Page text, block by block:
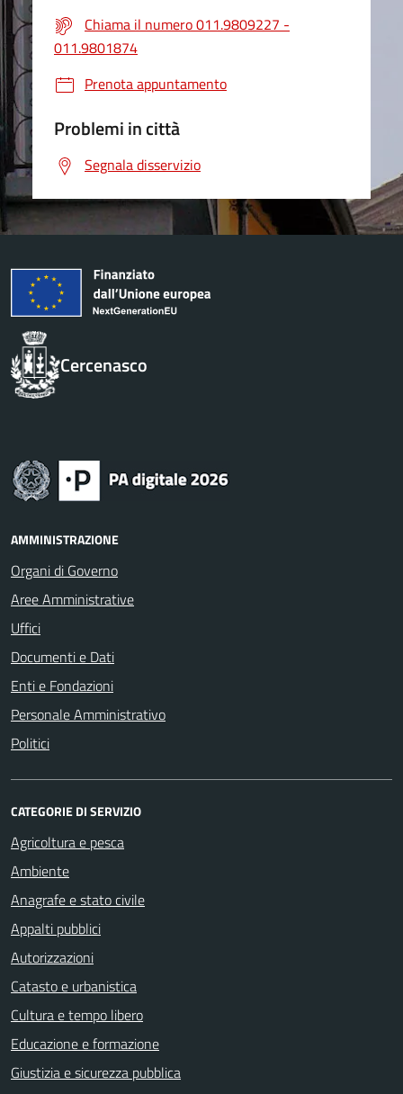
Chiama il numero 011.9809227 -
011.9801874
Prenota appuntamento
Problemi in città
Segnala disservizio
Cercenasco
AMMINISTRAZIONE
Organi di Governo
Aree Amministrative
Uffici
Documenti e Dati
Enti e Fondazioni
Personale Amministrativo
Politici
CATEGORIE DI SERVIZIO
Agricoltura e pesca
Ambiente
Anagrafe e stato civile
Appalti pubblici
Autorizzazioni
Catasto e urbanistica
Cultura e tempo libero
Educazione e formazione
Giustizia e sicurezza pubblica